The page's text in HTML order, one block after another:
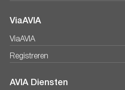
ViaAVIA
ViaAVIA
Registreren
AVIA Diensten